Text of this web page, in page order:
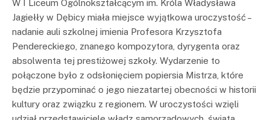
W I Liceum Ogólnokształcącym im. Króla Władysława
Jagiełły w Dębicy miała miejsce wyjątkowa uroczystość –
nadanie auli szkolnej imienia Profesora Krzysztofa
Pendereckiego, znanego kompozytora, dyrygenta oraz
absolwenta tej prestiżowej szkoły. Wydarzenie to
połączone było z odsłonięciem popiersia Mistrza, które
będzie przypominać o jego niezatartej obecności w historii
kultury oraz związku z regionem. W uroczystości wzięli